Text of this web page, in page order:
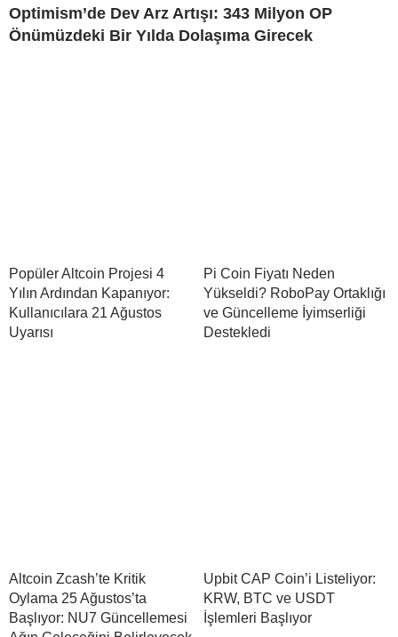
Optimism’de Dev Arz Artışı: 343 Milyon OP
Önümüzdeki Bir Yılda Dolaşıma Girecek
Popüler Altcoin Projesi 4
Yılın Ardından Kapanıyor:
Kullanıcılara 21 Ağustos
Uyarısı
Pi Coin Fiyatı Neden
Yükseldi? RoboPay Ortaklığı
ve Güncelleme İyimserliği
Destekledi
Altcoin Zcash’te Kritik
Oylama 25 Ağustos’ta
Başlıyor: NU7 Güncellemesi
Upbit CAP Coin’i Listeliyor:
KRW, BTC ve USDT
İşlemleri Başlıyor